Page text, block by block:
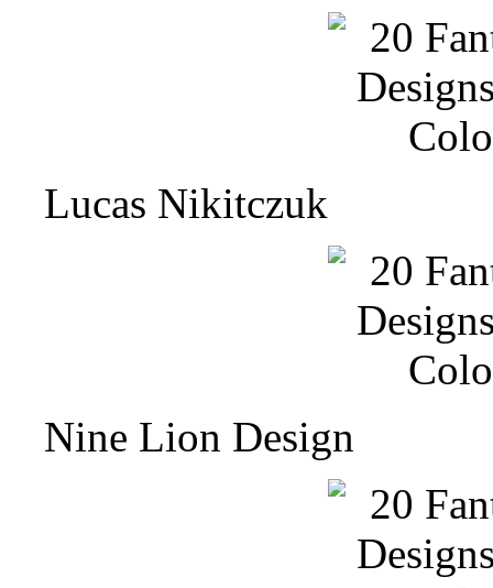
Lucas Nikitczuk
Nine Lion Design